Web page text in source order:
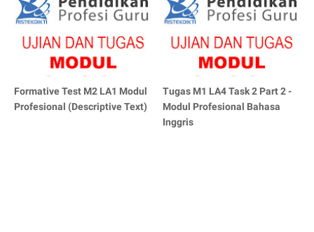
Formative Test M2 LA1 Modul
Profesional (Descriptive Text)
Tugas M1 LA4 Task 2 Part 2 -
Modul Profesional Bahasa
Inggris